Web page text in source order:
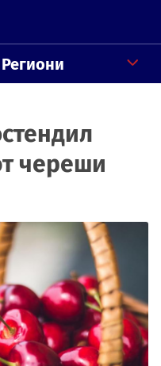
Региони
череши